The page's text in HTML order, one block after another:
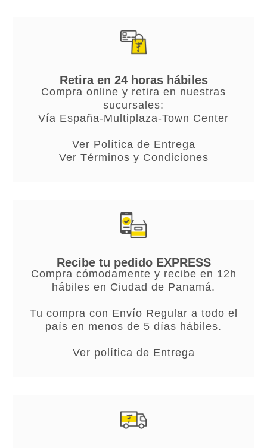
Retira en 24 horas hábiles
Compra online y retira en nuestras
sucursales:
Vía España-Multiplaza-Town Center
Ver Política de Entrega
Ver Términos y Condiciones
Recibe tu pedido EXPRESS
Compra cómodamente y recibe en 12h
hábiles en Ciudad de Panamá.
Tu compra con Envío Regular a todo el
país en menos de 5 días hábiles.
Ver política de Entrega